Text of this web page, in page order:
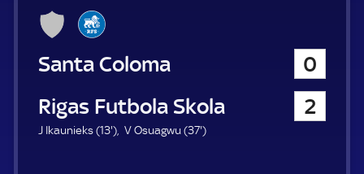
UE Santa Coloma
0
Rigas Futbola Skola
2
J Ikaunieks (13'1) V Osuagwu (37'3
)